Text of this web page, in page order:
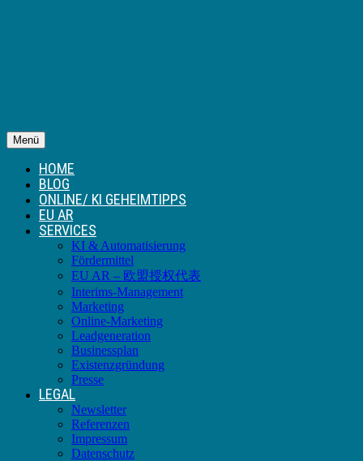
Menü
HOME
BLOG
ONLINE/ KI GEHEIMTIPPS
EU AR
SERVICES
KI & Automatisierung
Fördermittel
EU AR – 欧盟授权代表
Interims-Management
Marketing
Online-Marketing
Leadgeneration
Businessplan
Existenzgründung
Presse
LEGAL
Newsletter
Referenzen
Impressum
Datenschutz